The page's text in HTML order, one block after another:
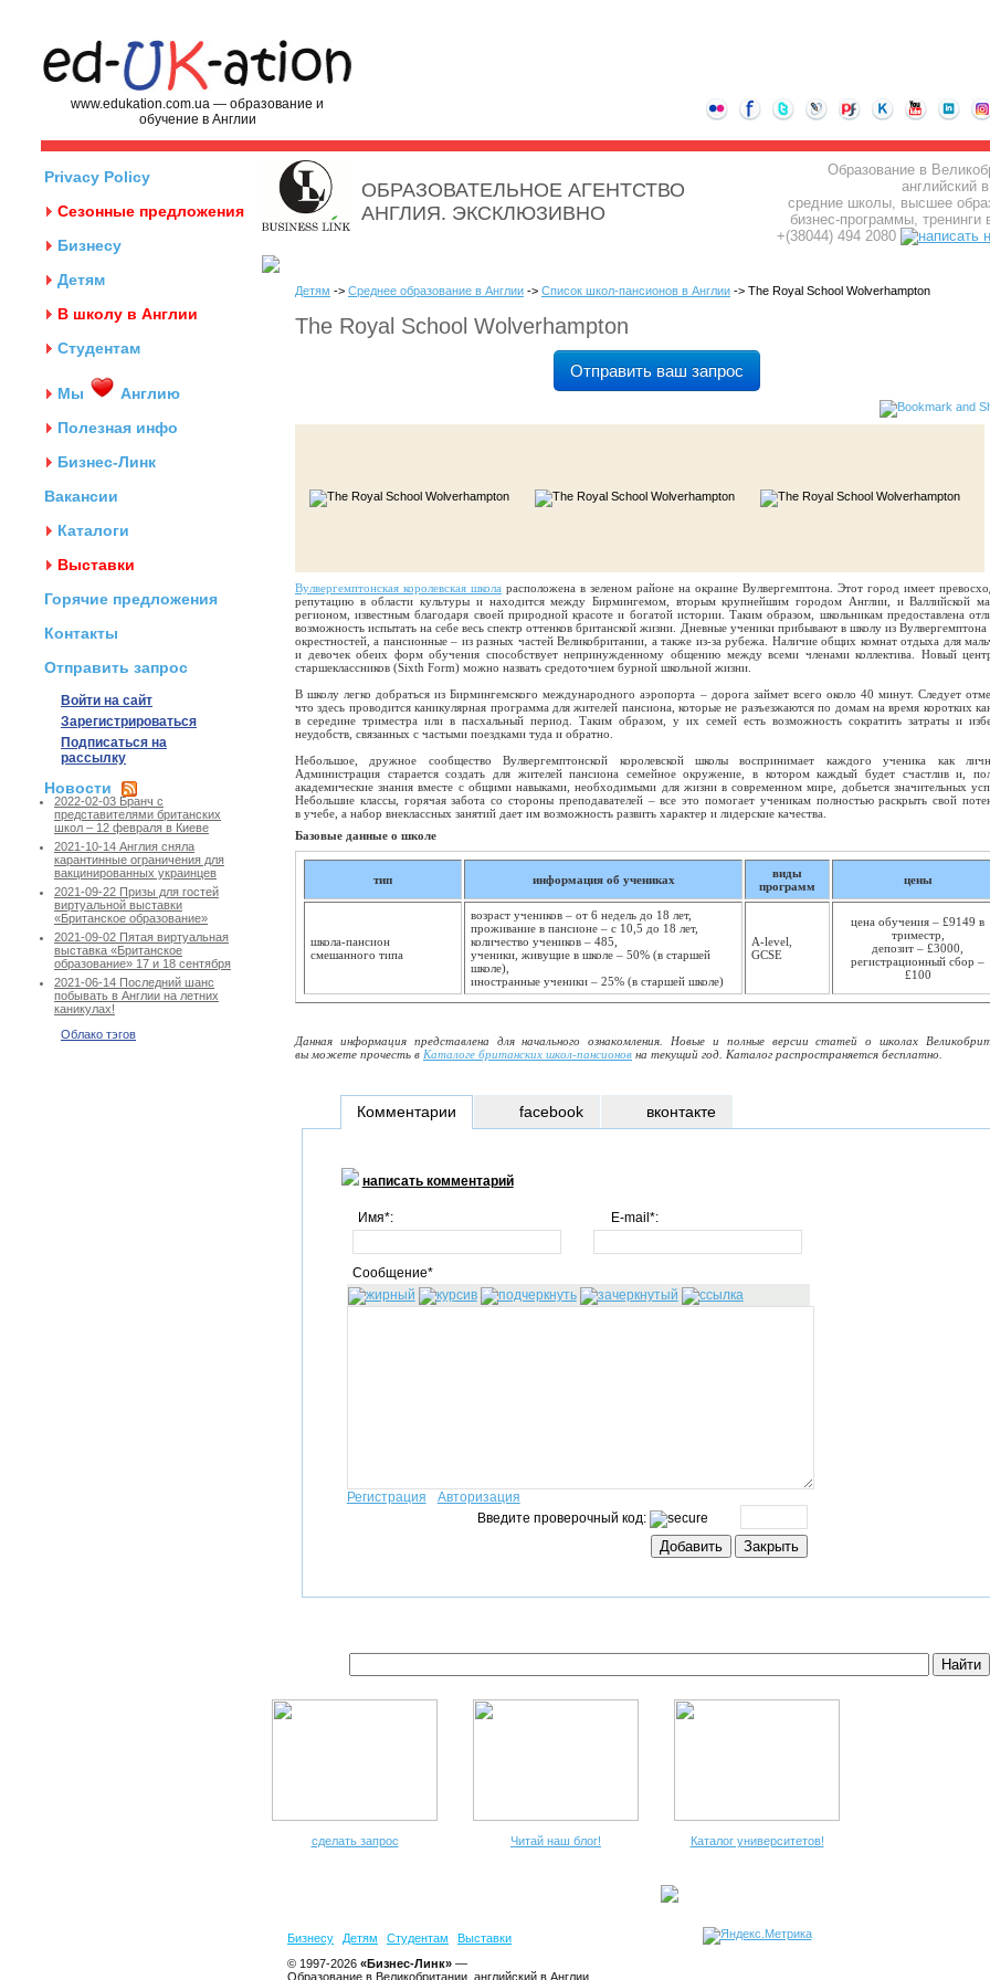
www.edukation.com.ua — образование и
обучение в Англии
Privacy Policy
Сезонные предложения
Бизнесу
Детям
В школу в Англии
Студентам
Мы
Англию
Полезная инфо
Бизнес-Линк
Вакансии
Каталоги
Выставки
Горячие предложения
Контакты
Отправить запрос
Войти на сайт
Зарегистрироваться
Подписаться на
рассылку
Новости
2022-02-03 Бранч с
представителями британских
школ – 12 февраля в Киеве
2021-10-14 Англия сняла
карантинные ограничения для
вакцинированных украинцев
2021-09-22 Призы для гостей
виртуальной выставки
«Британское образование»
2021-09-02 Пятая виртуальная
выставка «Британское
образование» 17 и 18 сентября
2021-06-14 Последний шанс
побывать в Англии на летних
каникулах!
Облако тэгов
ОБРАЗОВАТЕЛЬНОЕ АГЕНТСТВО
АНГЛИЯ. ЭКСКЛЮЗИВНО
Образование в
английский
средние школы, высшее
бизнес-программы, тренинги
+(38044) 494 2080
Детям -> Среднее образование в Англии -> Список школ-пансионов в Англии -> The Royal School Wolverhampton
The Royal School Wolverhampton
Отправить ваш запрос
Вулвергемптонская королевская школа расположена в зеленом районе на окраине Вулвергемптона. Этот город имеет
репутацию в области культуры и находится между Бирмингемом, вторым крупнейшим городом Англии, и Валлийской
регионом, известным благодаря своей природной красоте и богатой истории. Таким образом, школьникам предоставлена
возможность испытать на себе весь спектр оттенков британской жизни. Дневные ученики прибывают в школу из Вулвергемптона
окрестностей, а пансионные – из разных частей Великобритании, а также из-за рубежа. Наличие общих комнат отдыха для
и девочек обеих форм обучения способствует непринужденному общению между всеми членами коллектива. Новый
старшеклассников (Sixth Form) можно назвать средоточием бурной школьной жизни.
В школу легко добраться из Бирмингемского международного аэропорта – дорога займет всего около 40 минут. Следует
что здесь проводится каникулярная программа для жителей пансиона, которые не разъезжаются по домам на время коротких
в середине триместра или в пасхальный период. Таким образом, у их семей есть возможность сократить затраты и
неудобств, связанных с частыми поездками туда и обратно.
Небольшое, дружное сообщество Вулвергемптонской королевской школы воспринимает каждого ученика как
Администрация старается создать для жителей пансиона семейное окружение, в котором каждый будет счастлив и,
академические знания вместе с общими навыками, необходимыми для жизни в современном мире, добьется значительных
Небольшие классы, горячая забота со стороны преподавателей – все это помогает ученикам полностью раскрыть свой
в учебе, а набор внеклассных занятий дает им возможность развить характер и лидерские качества.
Базовые данные о школе
тип информация об учениках
виды
программ
цены
школа-пансион
смешанного типа
возраст учеников – от 6 недель до 18 лет,
проживание в пансионе – с 10,5 до 18 лет,
количество учеников – 485,
ученики, живущие в школе – 50% (в старшей
школе),
иностранные ученики – 25% (в старшей школе)
A-level,
GCSE
цена обучения – £9149 в
триместр,
депозит – £3000,
регистрационный сбор –
£100
Данная информация представлена для начального ознакомления. Новые и полные версии статей о школах
вы можете прочесть в Каталоге британских школ-пансионов на текущий год. Каталог распространяется бесплатно.
Комментарии
написать комментарий
Имя*: E-mail*:
Сообщение*
Регистрация
Авторизация
Введите проверочный код:
facebook вконтакте
сделать запрос Читай наш блог! Каталог университетов!
Бизнесу Детям Студентам
Выставки
© 1997-2026 «Бизнес-Линк» —
Образование в Великобритании, английский в Англии